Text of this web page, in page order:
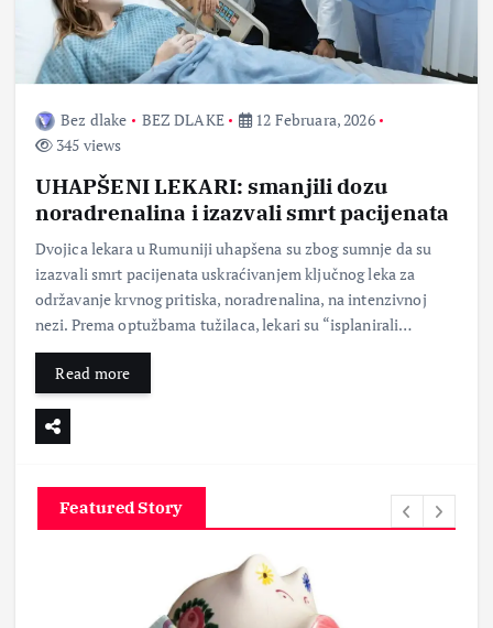
Bez dlake BEZ DLAKE
12 Februara, 2026
345 views
UHAPŠENI LEKARI: smanjili dozu
noradrenalina i izazvali smrt pacijenata
Dvojica lekara u Rumuniji uhapšena su zbog sumnje da su
izazvali smrt pacijenata uskraćivanjem ključnog leka za
održavanje krvnog pritiska, noradrenalina, na intenzivnoj
nezi. Prema optužbama tužilaca, lekari su “isplanirali…
Read more
Featured Story